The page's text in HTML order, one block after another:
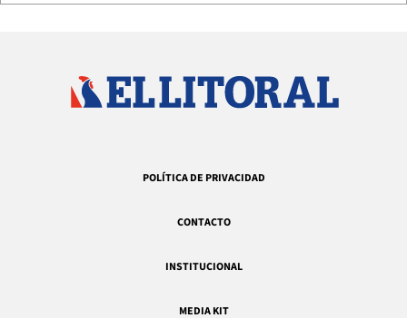
POLÍTICA DE PRIVACIDAD
CONTACTO
INSTITUCIONAL
MEDIA KIT